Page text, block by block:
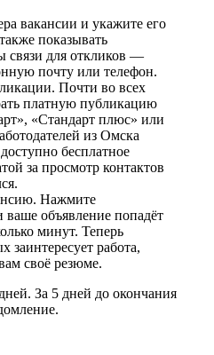
вакансии и укажите его
показывать
связи для откликов —
почту или телефон.
Почти во всех
платную публикацию
«Стандарт плюс» или
из Омска
бесплатное
за просмотр контактов
Нажмите
ваше объявление попадёт
минут. Теперь
заинтересует работа,
своё резюме.
За 5 дней до окончания